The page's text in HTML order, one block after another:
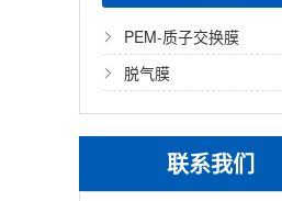
PEM-质子交换膜
脱气膜
联系我们